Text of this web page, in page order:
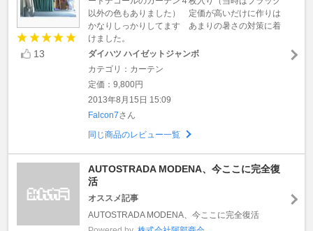
13
以外の色もありました） 定価が高いだけに作りは
かなりしっかりしてます あまりの暑さの対策に着
けました。
ダイハツ ハイゼットジャンボ
カテゴリ：カーテン
定価：9,800円
2013年8月15日 15:09
Falcon7さん
同じ商品のレビュー一覧
AUTOSTRADA MODENA、今ここに完全復
活
オススメ記事
AUTOSTRADA MODENA、今ここに完全復活